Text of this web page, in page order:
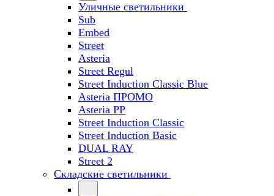
Уличные светильники
Sub
Embed
Street
Asteria
Street Regul
Street Induction Classic Blue
Asteria ПРОМО
Asteria PP
Street Induction Classic
Street Induction Basic
DUAL RAY
Street 2
Складские светильники